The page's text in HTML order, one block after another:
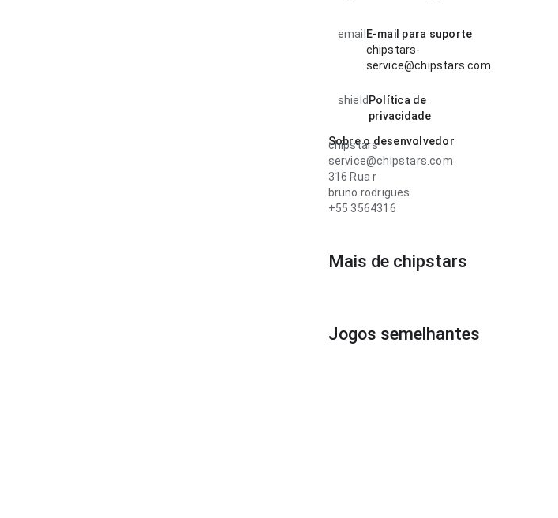
email E-mail para suporte
chipstars-
service@chipstars.com
shield Política de
privacidade
Sobre o desenvolvedor
chipstars
service@chipstars.com
316 Rua r
bruno.rodrigues
+55 3564316
Mais de chipstars
Jogos semelhantes